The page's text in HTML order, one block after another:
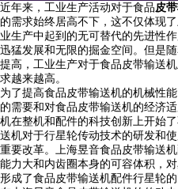
近年来，工业生产活动对于食品皮
的需求始终居高不下，这不仅体现
业生产中起到的无可替代的先进性
迅猛发展和无限的掘金空间。但是
提高，工业生产对于食品皮带输送
求越来越高。
为了提高食品皮带输送机的机械性
的需要和对食品皮带输送机的经济
机在整机和配件的科技创新上开始
送机对于行星轮传动技术的研发和
重要改革。上海昱音食品皮带输送
能力大和内齿圈本身的可容体积，
形成了食品皮带输送机配件行星轮